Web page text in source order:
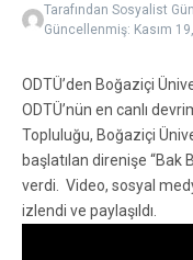
Tarafından Sosyalist
Güncellenmiş: Kasım
ODTÜ’den Boğaziçi
ODTÜ’nün en canlı
Topluluğu, Boğaziçi
başlatılan direnişe “Bak
verdi. Video, sosyal
izlendi ve paylaşıldı.